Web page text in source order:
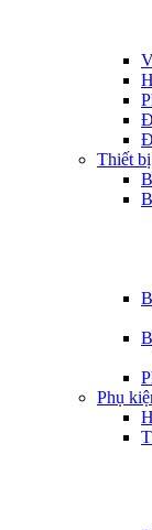
Thiết
Phụ